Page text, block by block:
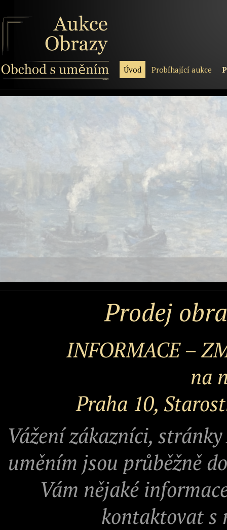
Úvod Probíhající aukce
Prodej
INFORMACE –
na
Praha 10,
Vážení zákazníci,
uměním jsou průběžně
Vám nějaké
kontaktovat s